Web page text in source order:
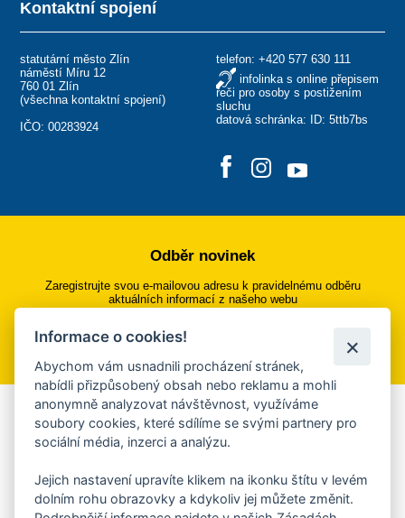
Kontaktní spojení
statutární město Zlín
náměstí Míru 12
760 01 Zlín
(všechna kontaktní spojení)
IČO: 00283924
telefon: +420 577 630 111
infolinka s online přepisem
řeči pro osoby s postižením
sluchu
datová schránka: ID: 5ttb7bs
Odběr novinek
Zaregistrujte svou e-mailovou adresu k pravidelnému odběru
aktuálních informací z našeho webu
Přihlásit se k odběru
Aplikace Mobilní rozhlas
Chcete dostávat do svého mobilu či mailu upozornění na
ankety, pozvánky na kulturní a sportovní akce?
Více informací o aplikaci
Informace o cookies!
Abychom vám usnadnili procházení stránek,
nabídli přizpůsobený obsah nebo reklamu a mohli
anonymně analyzovat návštěvnost, využíváme
soubory cookies, které sdílíme se svými partnery pro
sociální média, inzerci a analýzu.
Jejich nastavení upravíte klikem na ikonku štítu v levém
dolním rohu obrazovky a kdykoliv jej můžete změnit.